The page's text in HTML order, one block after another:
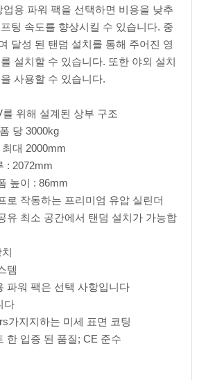
용 파워 팩을 선택하면 비용을 낮추
팅 속도를 향상시킬 수 있습니다. 중
달성 된 탠덤 설치를 통해 주어진 영
설치할 수 있습니다. 또한 야외 설치
사용할 수 있습니다.
위해 설계된 상부 구조
당 3000kg
대 2000mm
: 2072mm
높이 : 86mm
로 작동하는 프리미엄 유압 실린더
유 최소 공간에서 탠덤 설치가 가능합
템
파워 팩은 선택 사항입니다
다
가지지하는 미세 표면 코팅
한 입증 된 품질; CE 준수